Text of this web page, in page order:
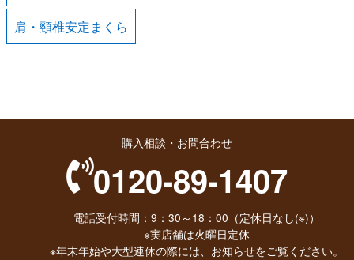
肩・頸椎安定まくら
購入相談・お問合わせ
0120-89-1407
電話受付時間：9：30～18：00（定休日なし(※)）
※実店舗は火曜日定休
※年末年始や大型連休の際には、お知らせをご覧ください。